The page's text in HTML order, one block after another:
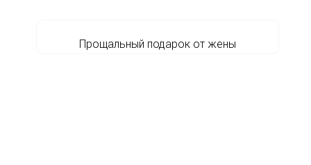
Прощальный подарок от жены